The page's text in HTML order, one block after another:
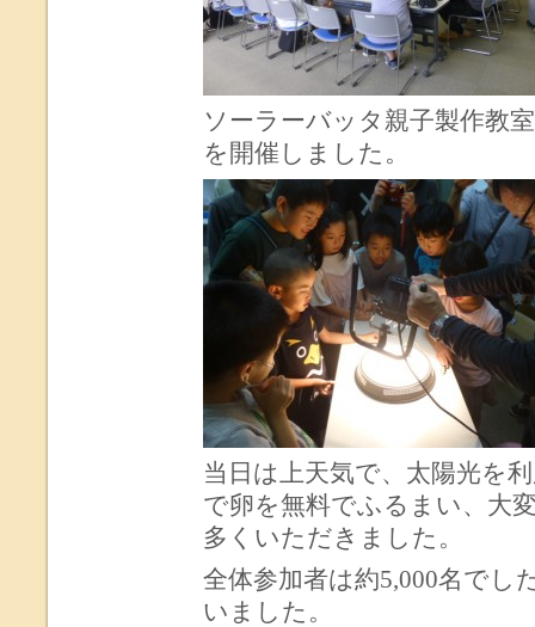
ソーラーバッタ親子製作教
を開催しました。
当日は上天気で、太陽光を
で卵を無料でふるまい、大
多くいただきました。
全体参加者は約5,000名で
いました。